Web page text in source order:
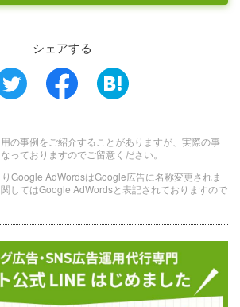
シェアする
の事例をご紹介することがありますが、実際の事
っておりますのでご留意ください。
Google AdWordsはGoogle広告に名称変更されま
してはGoogle AdWordsと表記されておりますので